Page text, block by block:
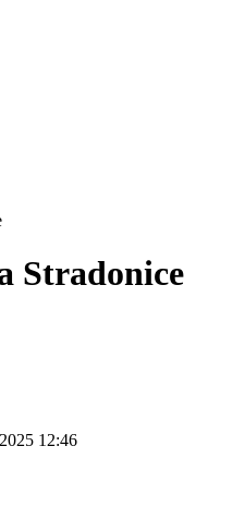
Stradonice
12:46